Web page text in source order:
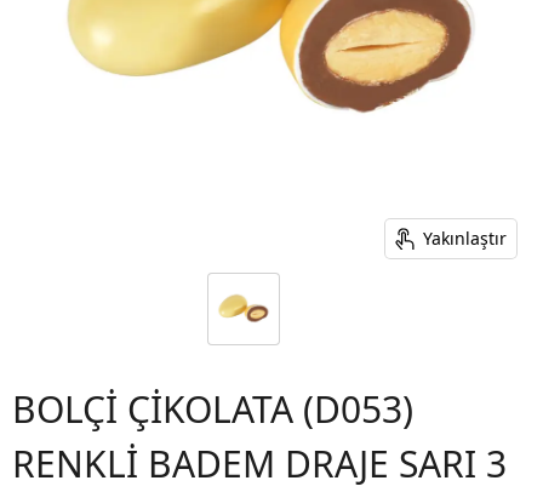
Yakınlaştır
BOLÇİ ÇİKOLATA (D053)
RENKLİ BADEM DRAJE SARI 3